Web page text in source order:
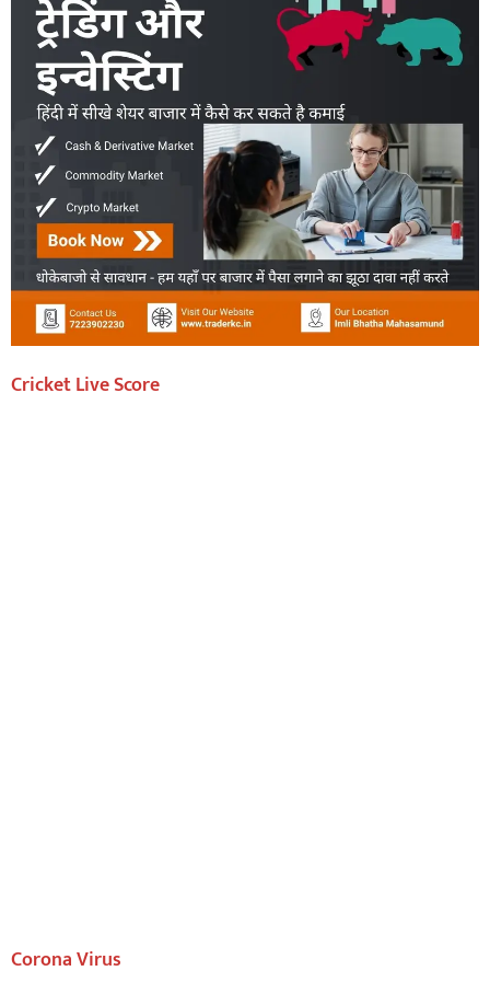
Cricket Live Score
Corona Virus